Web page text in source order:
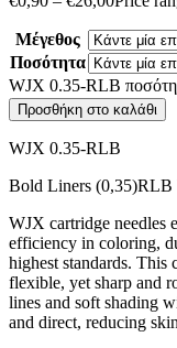
Μέγεθος
Ποσότητα
WJX 0.35-RLB
Προσθήκη στο καλάθι
WJX 0.35-RLB
Bold Liners (0,35)RLB
WJX cartridge needles
efficiency in coloring,
highest standards. This
flexible, yet sharp and
lines and soft shading
and direct, reducing